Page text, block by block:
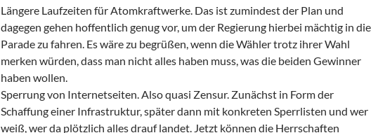
Längere Laufzeiten für Atomkraftwerke. Das ist zumindest der Plan und
dagegen gehen hoffentlich genug vor, um der Regierung hierbei mächtig in die
Parade zu fahren. Es wäre zu begrüßen, wenn die Wähler trotz ihrer Wahl
merken würden, dass man nicht alles haben muss, was die beiden Gewinner
haben wollen.
Sperrung von Internetseiten. Also quasi Zensur. Zunächst in Form der
Schaffung einer Infrastruktur, später dann mit konkreten Sperrlisten und wer
weiß, wer da plötzlich alles drauf landet. Jetzt können die Herrschaften